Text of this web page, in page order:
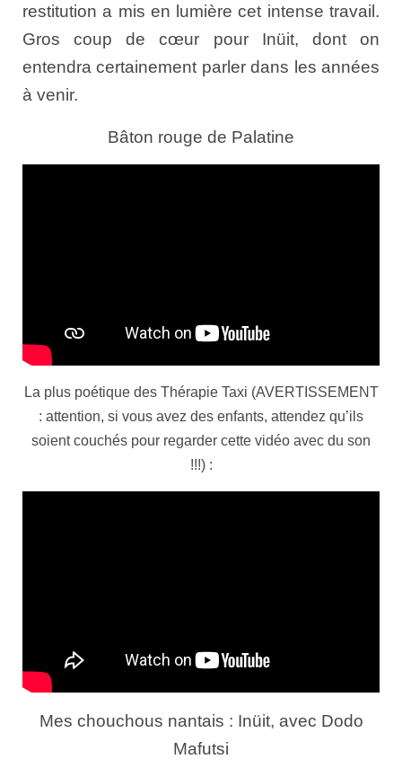
restitution a mis en lumière cet intense travail.
Gros coup de cœur pour Inüit, dont on
entendra certainement parler dans les années
à venir.
Bâton rouge de Palatine
La plus poétique des Thérapie Taxi (AVERTISSEMENT
: attention, si vous avez des enfants, attendez qu’ils
soient couchés pour regarder cette vidéo avec du son
!!!) :
Mes chouchous nantais : Inüit, avec Dodo
Mafutsi